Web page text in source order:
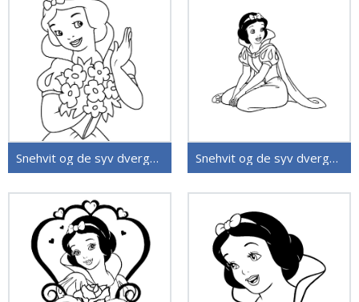
Snehvit og de syv dvergene (39) Snehvit og de syv dvergene (40)